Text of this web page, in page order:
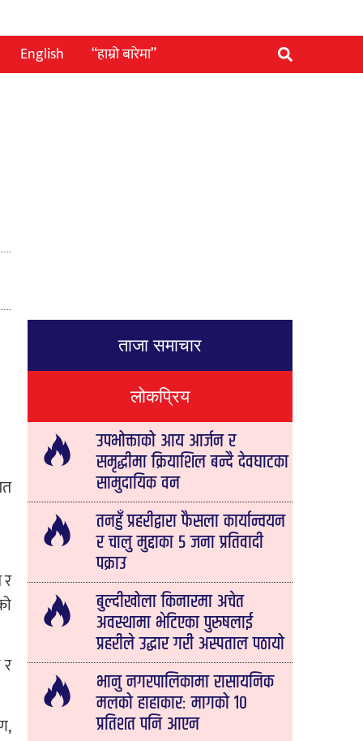
English “हाम्रो बारेमा”
ताजा समाचार
लोकप्रिय
उपभोक्ताको आय आर्जन र
समृद्धीमा क्रियाशिल बन्दै देवघाटका
सामुदायिक वन
तनहुँ प्रहरीद्वारा फैसला कार्यान्वयन
र चालु मुद्दाका ५ जना प्रतिवादी
पक्राउ
बुल्दीखोला किनारमा अचेत
अवस्थामा भेटिएका पुरुषलाई
प्रहरीले उद्धार गरी अस्पताल पठायो
भानु नगरपालिकामा रासायनिक
मलको हाहाकारः मागको १०
प्रतिशत पनि आएन